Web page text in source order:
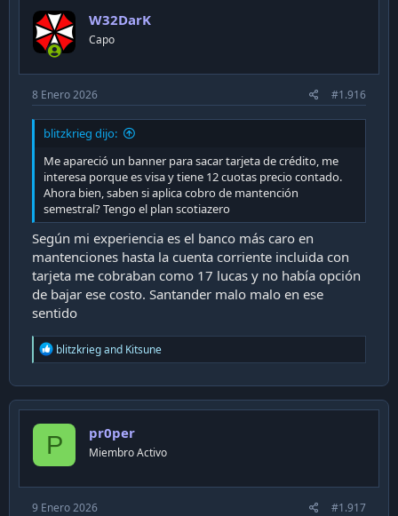
o
n
s
:
W32DarK
Capo
8 Enero 2026 #1.916
blitzkrieg dijo:
Me apareció un banner para sacar tarjeta de crédito, me
interesa porque es visa y tiene 12 cuotas precio contado.
Ahora bien, saben si aplica cobro de mantención
semestral? Tengo el plan scotiazero
Según mi experiencia es el banco más caro en
mantenciones hasta la cuenta corriente incluida con
tarjeta me cobraban como 17 lucas y no había opción
de bajar ese costo. Santander malo malo en ese
sentido
R
e
c
t
o
n
blitzkriegand Kitsune
P pr0per
Miembro Activo
9 Enero 2026 #1.917